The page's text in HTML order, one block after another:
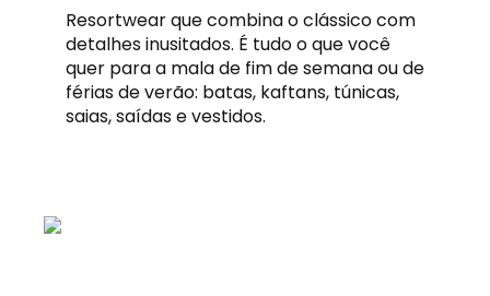
Resortwear que combina o clássico com
detalhes inusitados. É tudo o que você
quer para a mala de fim de semana ou de
férias de verão: batas, kaftans, túnicas,
saias, saídas e vestidos.